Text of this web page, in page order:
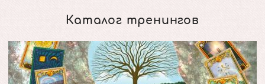
Каталог тренингов